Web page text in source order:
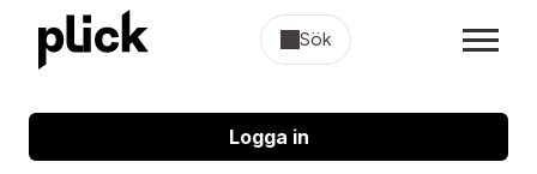
Sök
Logga in